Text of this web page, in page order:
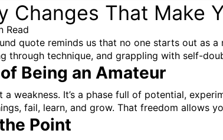
Changes That Make
Read
quote reminds us that no one starts out as
through technique, and grappling with self-
Being an Amateur
a weakness. It’s a phase full of potential,
fail, learn, and grow. That freedom allows
Point